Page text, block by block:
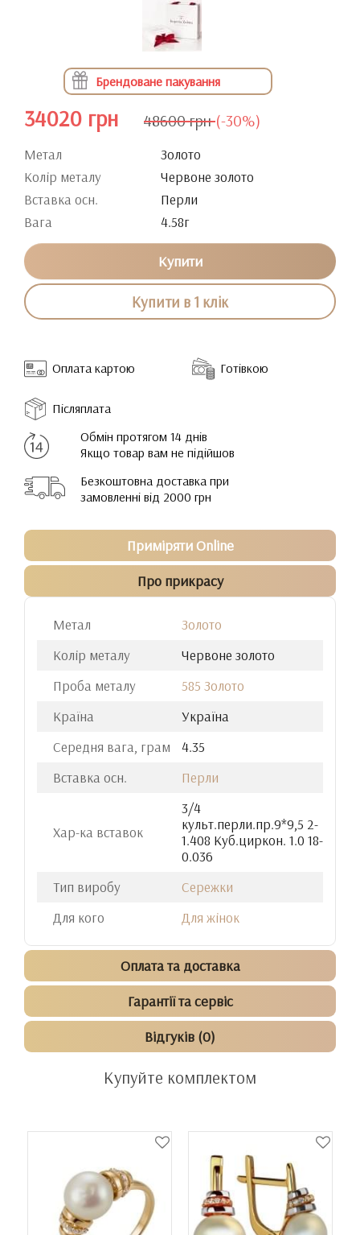
Брендоване пакування
34020 грн 48600 грн (-30%)
Метал
Золото
Колір металу
Червоне золото
Вставка осн.
Перли
Вага
4.58г
Купити
Купити в 1 клік
Оплата картою Готівкою
Післяплата
Обмін протягом 14 днів
Якщо товар вам не підійшов
Безкоштовна доставка при
замовленні від 2000 грн
Приміряти Online
Про прикрасу
Метал
Золото
Колір металу
Червоне золото
Проба металу
585 Золото
Країна
Україна
Середня вага, грам
4.35
Вставка осн.
Перли
Хар-ка вставок
3/4
культ.перли.пр.9*9,5 2-
1.408 Куб.циркон. 1.0 18-
0.036
Тип виробу
Сережки
Для кого
Для жінок
Оплата та доставка
Гарантії та сервіс
Відгуків (0)
Купуйте комплектом